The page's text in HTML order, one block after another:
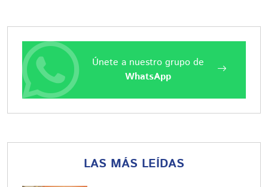
Únete a nuestro grupo de
WhatsApp
LAS MÁS LEÍDAS